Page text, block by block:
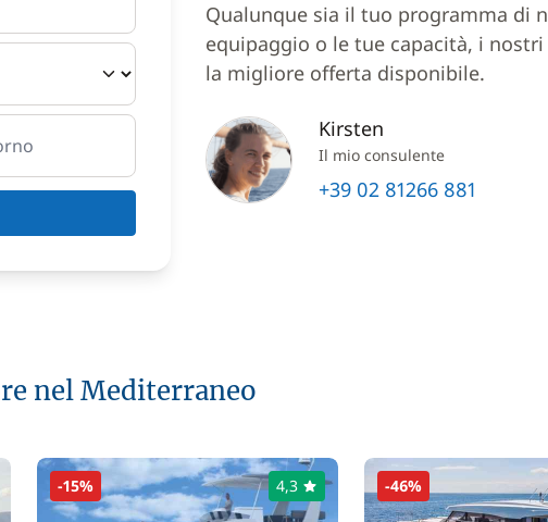
Qualunque sia il tuo programma di
equipaggio o le tue capacità, i
la migliore offerta disponibile.
Kirsten
Il mio consulente
+39 02 81266 881
nel Mediterraneo
-15% 4,3 -46%